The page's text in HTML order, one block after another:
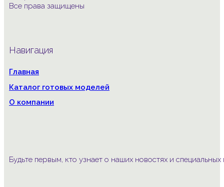
Все права защищены
Навигация
Главная
Каталог готовых моделей
О компании
Будьте первым, кто узнает о наших новостях и